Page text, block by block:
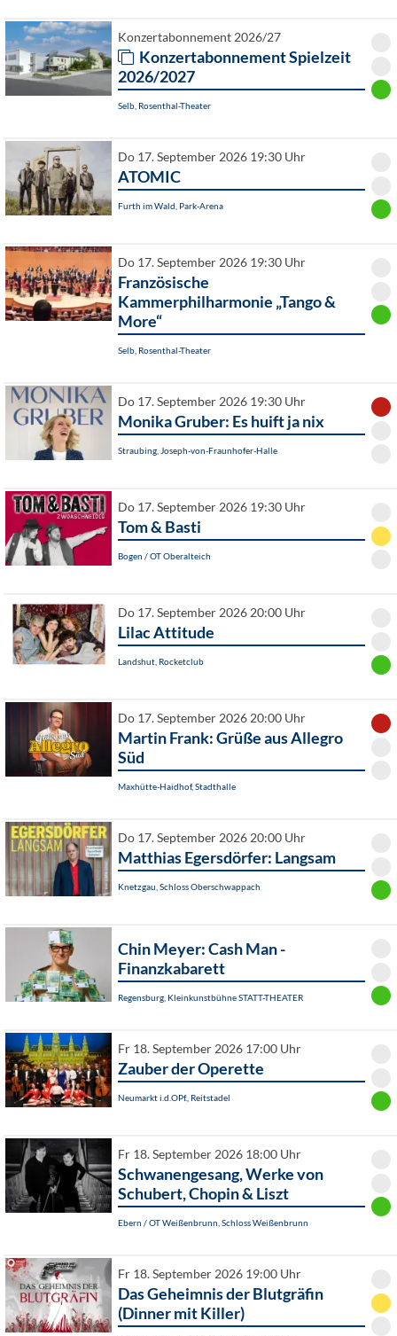
Konzertabonnement 2026/27
Konzertabonnement Spielzeit
2026/2027
Selb, Rosenthal-Theater
Do 17. September 2026 19:30 Uhr
ATOMIC
Furth im Wald, Park-Arena
Do 17. September 2026 19:30 Uhr
Französische
Kammerphilharmonie „Tango &
More“
Selb, Rosenthal-Theater
Do 17. September 2026 19:30 Uhr
Monika Gruber: Es huift ja nix
Straubing, Joseph-von-Fraunhofer-Halle
Do 17. September 2026 19:30 Uhr
Tom & Basti
Bogen / OT Oberalteich
Do 17. September 2026 20:00 Uhr
Lilac Attitude
Landshut, Rocketclub
Do 17. September 2026 20:00 Uhr
Martin Frank: Grüße aus Allegro
Süd
Maxhütte-Haidhof, Stadthalle
Do 17. September 2026 20:00 Uhr
Matthias Egersdörfer: Langsam
Knetzgau, Schloss Oberschwappach
Chin Meyer: Cash Man -
Finanzkabarett
Regensburg, Kleinkunstbühne STATT-THEATER
Fr 18. September 2026 17:00 Uhr
Zauber der Operette
Neumarkt i.d.OPf., Reitstadel
Fr 18. September 2026 18:00 Uhr
Schwanengesang, Werke von
Schubert, Chopin & Liszt
Ebern / OT Weißenbrunn, Schloss Weißenbrunn
Fr 18. September 2026 19:00 Uhr
Das Geheimnis der Blutgräfin
(Dinner mit Killer)